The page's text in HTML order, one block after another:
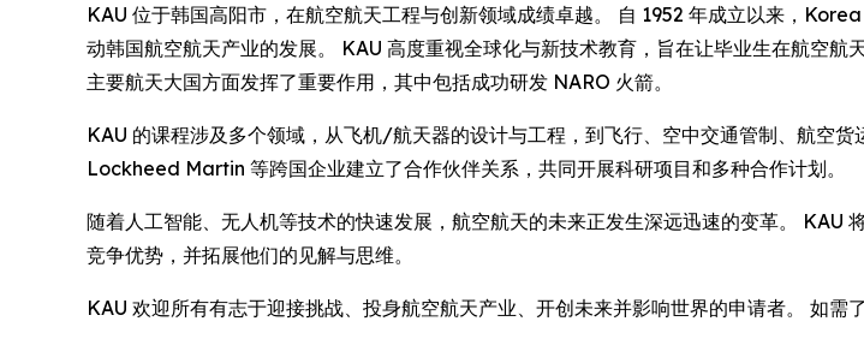
KAU 位于韩国高阳市，在航空航天工程与创新领域成绩卓越。 自 1952 年成立以来，
动韩国航空航天产业的发展。 KAU 高度重视全球化与新技术教育，旨在让毕业生在航空
主要航天大国方面发挥了重要作用，其中包括成功研发 NARO 火箭。
KAU 的课程涉及多个领域，从飞机/航天器的设计与工程，到飞行、空中交通管制、航空
Lockheed Martin 等跨国企业建立了合作伙伴关系，共同开展科研项目和多种合作计划。
随着人工智能、无人机等技术的快速发展，航空航天的未来正发生深远迅速的变革。 KAU
竞争优势，并拓展他们的见解与思维。
KAU 欢迎所有有志于迎接挑战、投身航空航天产业、开创未来并影响世界的申请者。 如需